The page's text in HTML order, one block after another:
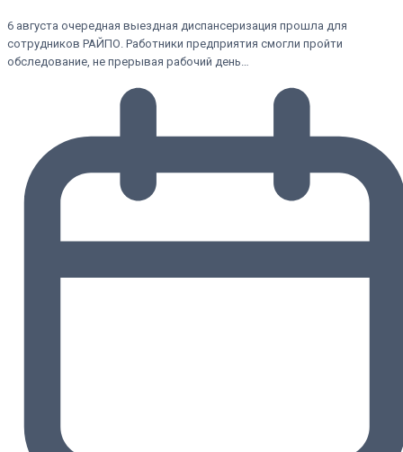
6 августа очередная выездная диспансеризация прошла для
сотрудников РАЙПО. Работники предприятия смогли пройти
обследование, не прерывая рабочий день…